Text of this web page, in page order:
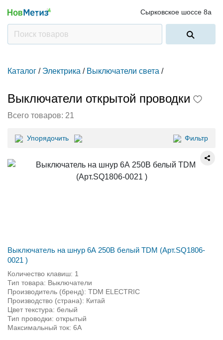
Сырковское шоссе 8а
Каталог / Электрика / Выключатели света /
Выключатели открытой проводки
Всего товаров: 21
Упорядочить Фильтр
Выключатель на шнур 6А 250В белый TDM (Арт.SQ1806-
0021 )
Количество клавиш: 1
Тип товара: Выключатели
Производитель (бренд): TDM ЕLECTRIC
Производство (страна): Китай
Цвет текстура: белый
Тип проводки: открытый
Максимальный ток: 6А